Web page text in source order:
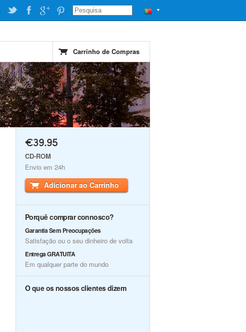
▼
Carrinho de Compras
€39.95
CD-ROM
Envio em 24h
Adicionar ao Carrinho
Porquê comprar connosco?
Garantia Sem Preocupações
Satisfação ou o seu dinheiro de volta
Entrega GRATUITA
Em qualquer parte do mundo
O que os nossos clientes dizem